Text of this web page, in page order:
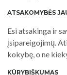
ATSAKOMYBĖS
Esi atsakinga ir
įsipareigojimų.
kokybę, o ne
KŪRYBIŠKUMAS